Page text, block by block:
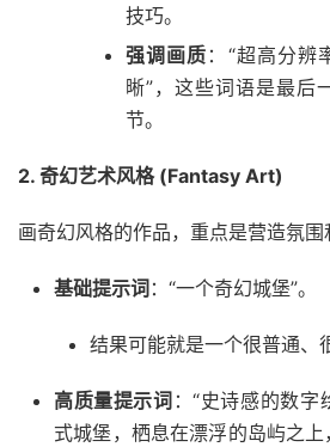
技巧。
强调画质 ：“超高分辨
晰”，这些词语是最后
节。
2. 奇幻艺术风格 (Fantasy Art)
画奇幻风格的作品，重点是营造氛围
基础提示词 ：“一个奇幻城堡”。
结果可能就是一个很普通、
高质量提示词 ：“史诗感的数
式城堡，栖息在漂浮的岛屿之